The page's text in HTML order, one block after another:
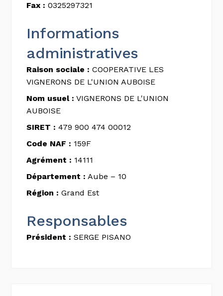
Fax : 0325297321
Informations
administratives
Raison sociale : COOPERATIVE LES
VIGNERONS DE L'UNION AUBOISE
Nom usuel : VIGNERONS DE L'UNION
AUBOISE
SIRET : 479 900 474 00012
Code NAF : 159F
Agrément : 14111
Département : Aube – 10
Région : Grand Est
Responsables
Président : SERGE PISANO